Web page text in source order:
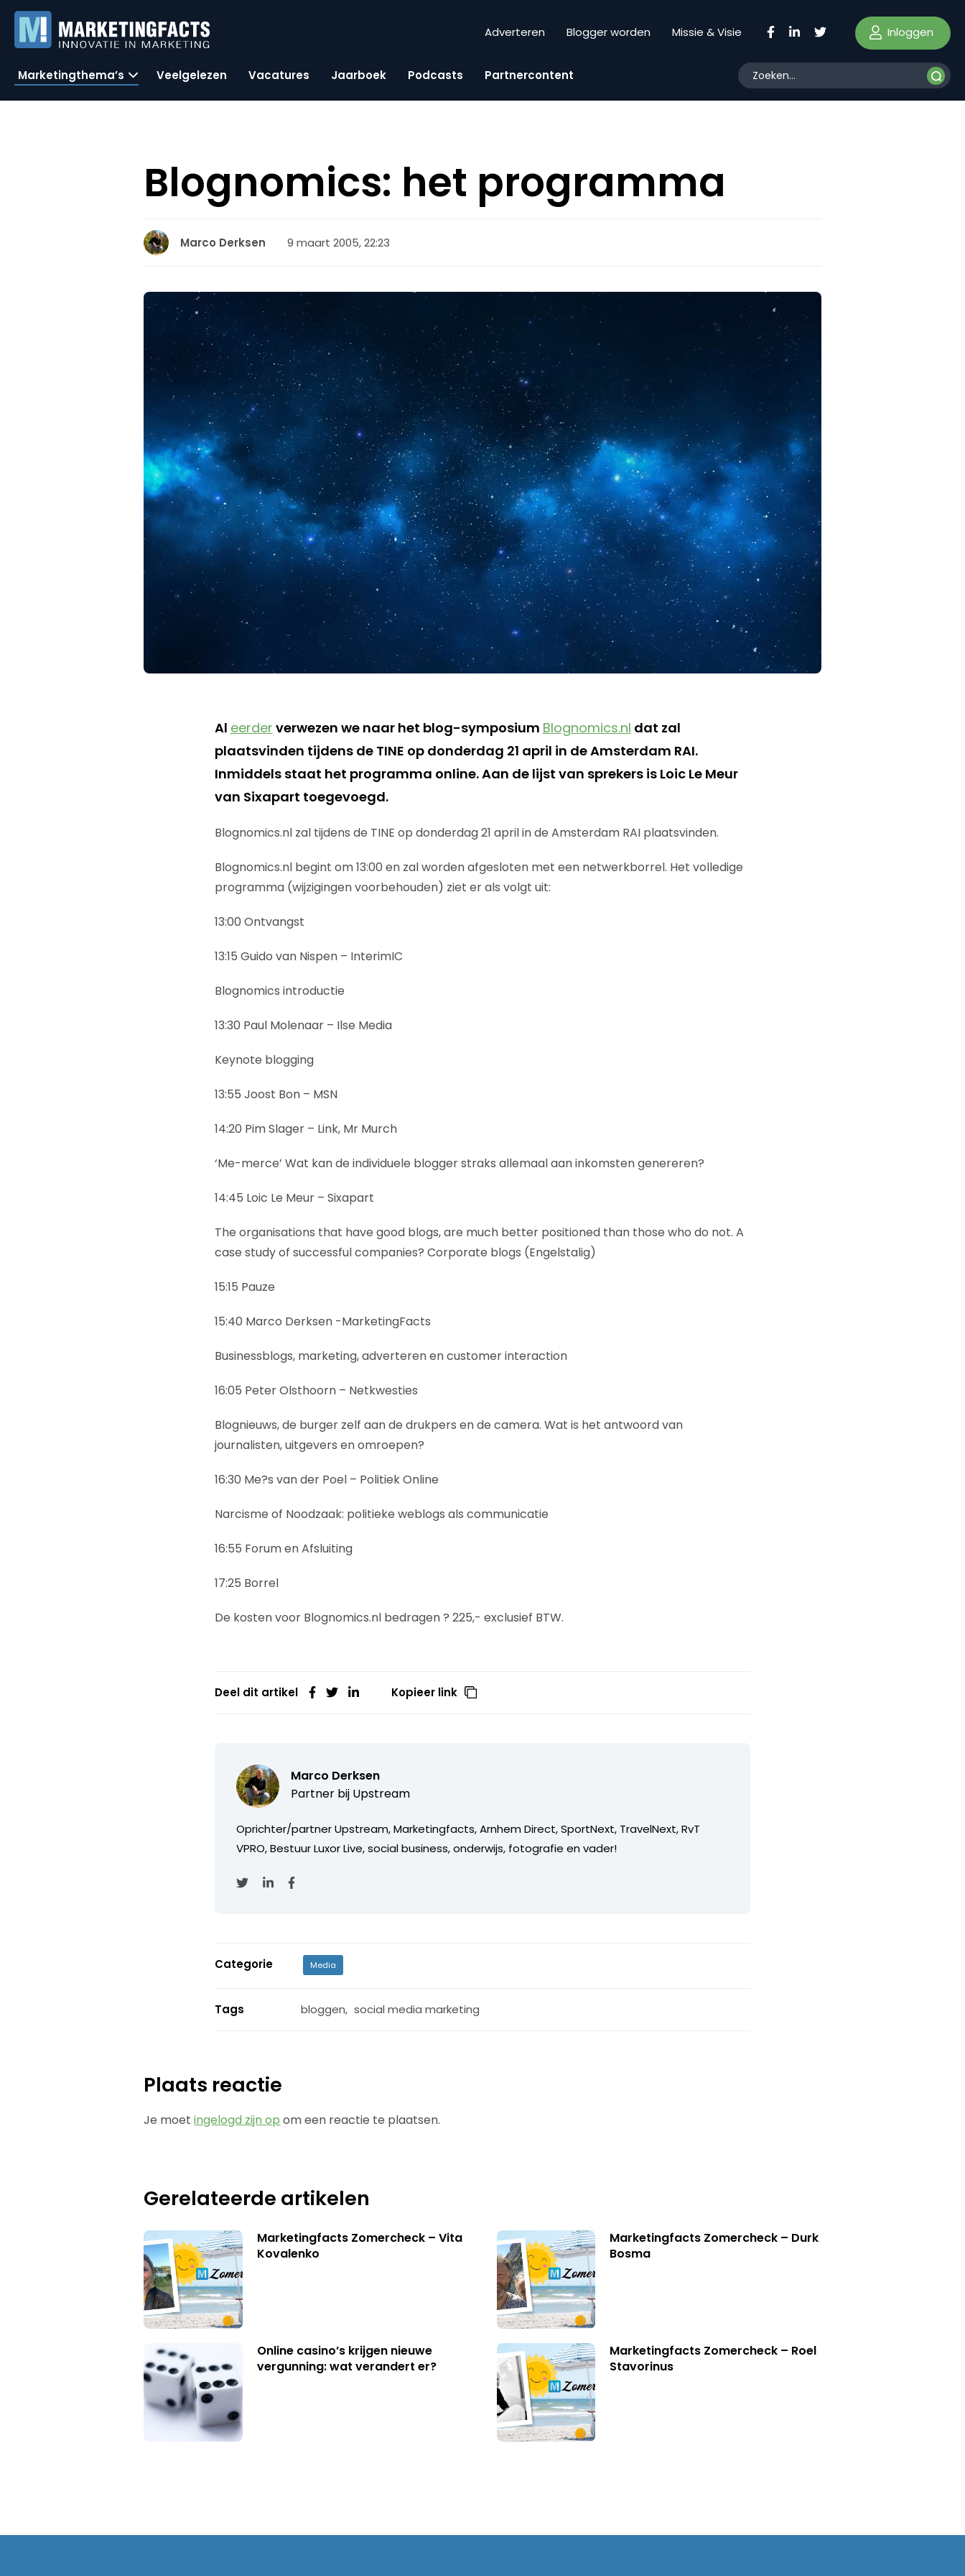
Adverteren Blogger worden Missie & Visie Inloggen
Marketingthema’s Veelgelezen Vacatures Jaarboek Podcasts Partnercontent
Blognomics: het programma
Marco Derksen 9 maart 2005, 22:23
Al eerder verwezen we naar het blog-symposium Blognomics.nl dat zal
plaatsvinden tijdens de TINE op donderdag 21 april in de Amsterdam RAI.
Inmiddels staat het programma online. Aan de lijst van sprekers is Loic Le Meur
van Sixapart toegevoegd.
Blognomics.nl zal tijdens de TINE op donderdag 21 april in de Amsterdam RAI plaatsvinden.
Blognomics.nl begint om 13:00 en zal worden afgesloten met een netwerkborrel. Het volledige
programma (wijzigingen voorbehouden) ziet er als volgt uit:
13:00 Ontvangst
13:15 Guido van Nispen – InterimIC
Blognomics introductie
13:30 Paul Molenaar – Ilse Media
Keynote blogging
13:55 Joost Bon – MSN
14:20 Pim Slager – Link, Mr Murch
‘Me-merce’ Wat kan de individuele blogger straks allemaal aan inkomsten genereren?
14:45 Loic Le Meur – Sixapart
The organisations that have good blogs, are much better positioned than those who do not. A
case study of successful companies? Corporate blogs (Engelstalig)
15:15 Pauze
15:40 Marco Derksen -MarketingFacts
Businessblogs, marketing, adverteren en customer interaction
16:05 Peter Olsthoorn – Netkwesties
Blognieuws, de burger zelf aan de drukpers en de camera. Wat is het antwoord van
journalisten, uitgevers en omroepen?
16:30 Me?s van der Poel – Politiek Online
Narcisme of Noodzaak: politieke weblogs als communicatie
16:55 Forum en Afsluiting
17:25 Borrel
De kosten voor Blognomics.nl bedragen ? 225,- exclusief BTW.
Deel dit artikel Kopieer link
Marco Derksen
Partner bij Upstream
Oprichter/partner Upstream, Marketingfacts, Arnhem Direct, SportNext, TravelNext, RvT
VPRO, Bestuur Luxor Live, social business, onderwijs, fotografie en vader!
Categorie Media
Tags bloggen, social media marketing
Plaats reactie
Je moetingelogd zijn op om een reactie te plaatsen.
Gerelateerde artikelen
Marketingfacts Zomercheck – Vita
Kovalenko
Marketingfacts Zomercheck – Durk
Bosma
Online casino’s krijgen nieuwe
vergunning: wat verandert er?
Marketingfacts Zomercheck – Roel
Stavorinus